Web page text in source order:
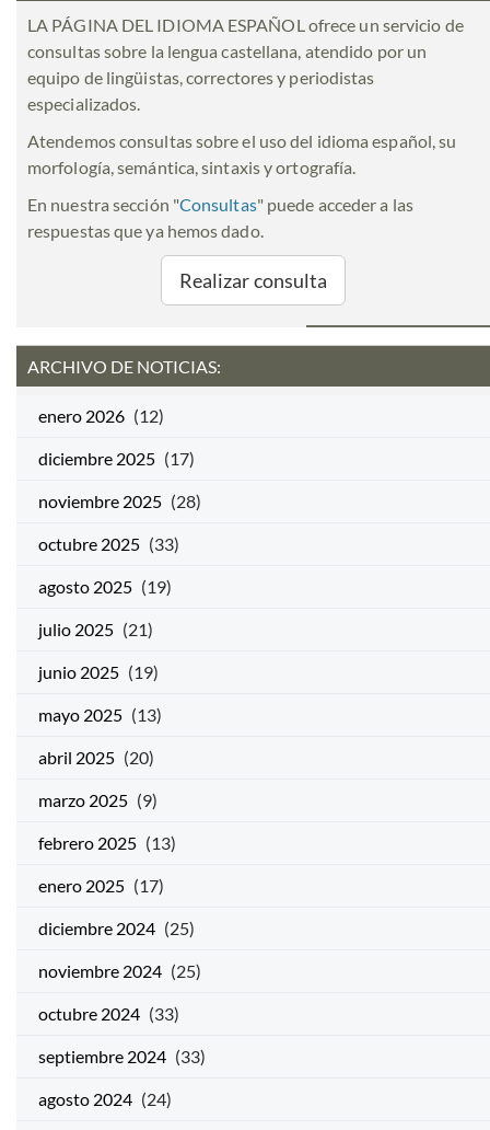
LA PÁGINA DEL IDIOMA ESPAÑOL ofrece un servicio de
consultas sobre la lengua castellana, atendido por un
equipo de lingüistas, correctores y periodistas
especializados.
Atendemos consultas sobre el uso del idioma español, su
morfología, semántica, sintaxis y ortografía.
En nuestra sección "Consultas" puede acceder a las
respuestas que ya hemos dado.
Realizar consulta
ARCHIVO DE NOTICIAS:
enero 2026 (12)
diciembre 2025 (17)
noviembre 2025 (28)
octubre 2025 (33)
agosto 2025 (19)
julio 2025 (21)
junio 2025 (19)
mayo 2025 (13)
abril 2025 (20)
marzo 2025 (9)
febrero 2025 (13)
enero 2025 (17)
diciembre 2024 (25)
noviembre 2024 (25)
octubre 2024 (33)
septiembre 2024 (33)
agosto 2024 (24)